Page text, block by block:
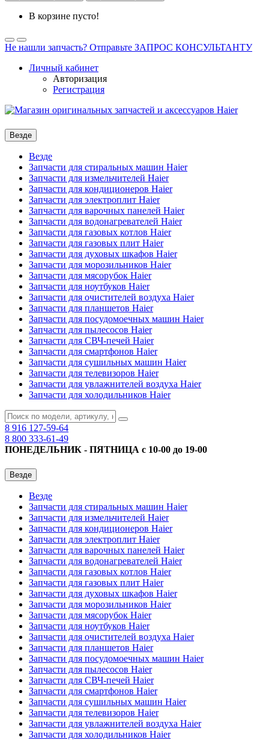
В корзине пусто!
Не нашли запчасть? Отправьте ЗАПРОС КОНСУЛЬТАНТУ
Личный кабинет
Авторизация
Регистрация
Везде
Везде
Запчасти для стиральных машин Haier
Запчасти для измельчителей Haier
Запчасти для кондиционеров Haier
Запчасти для электроплит Haier
Запчасти для варочных панелей Haier
Запчасти для водонагревателей Haier
Запчасти для газовых котлов Haier
Запчасти для газовых плит Haier
Запчасти для духовых шкафов Haier
Запчасти для морозильников Haier
Запчасти для мясорубок Haier
Запчасти для ноутбуков Haier
Запчасти для очистителей воздуха Haier
Запчасти для планшетов Haier
Запчасти для посудомоечных машин Haier
Запчасти для пылесосов Haier
Запчасти для СВЧ-печей Haier
Запчасти для смартфонов Haier
Запчасти для сушильных машин Haier
Запчасти для телевизоров Haier
Запчасти для увлажнителей воздуха Haier
Запчасти для холодильников Haier
8 916 127-59-64
8 800 333-61-49
ПОНЕДЕЛЬНИК - ПЯТНИЦА с 10-00 до 19-00
Везде
Везде
Запчасти для стиральных машин Haier
Запчасти для измельчителей Haier
Запчасти для кондиционеров Haier
Запчасти для электроплит Haier
Запчасти для варочных панелей Haier
Запчасти для водонагревателей Haier
Запчасти для газовых котлов Haier
Запчасти для газовых плит Haier
Запчасти для духовых шкафов Haier
Запчасти для морозильников Haier
Запчасти для мясорубок Haier
Запчасти для ноутбуков Haier
Запчасти для очистителей воздуха Haier
Запчасти для планшетов Haier
Запчасти для посудомоечных машин Haier
Запчасти для пылесосов Haier
Запчасти для СВЧ-печей Haier
Запчасти для смартфонов Haier
Запчасти для сушильных машин Haier
Запчасти для телевизоров Haier
Запчасти для увлажнителей воздуха Haier
Запчасти для холодильников Haier